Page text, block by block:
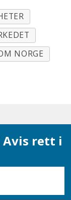
NORGE
Avis rett i